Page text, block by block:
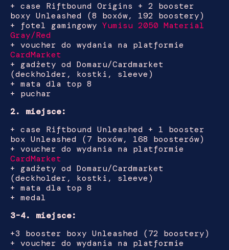
+ case Riftbound Origins + 2 booster
boxy Unleashed (8 boxów, 192 boostery)
+ fotel gamingowy Yumisu 2050 Material
Gray/Red
+ voucher do wydania na platformie
CardMarket
+ gadżety od Domaru/Cardmarket
(deckholder, kostki, sleeve)
+ mata dla top 8
+ puchar
2. miejsce:
+ case Riftbound Unleashed + 1 booster
box Unleashed (7 boxów, 168 boosterów)
+ voucher do wydania na platformie
CardMarket
+ gadżety od Domaru/Cardmarket
(deckholder, kostki, sleeve)
+ mata dla top 8
+ medal
3-4. miejsce:
+3 booster boxy Unleashed (72 boostery)
+ voucher do wydania na platformie